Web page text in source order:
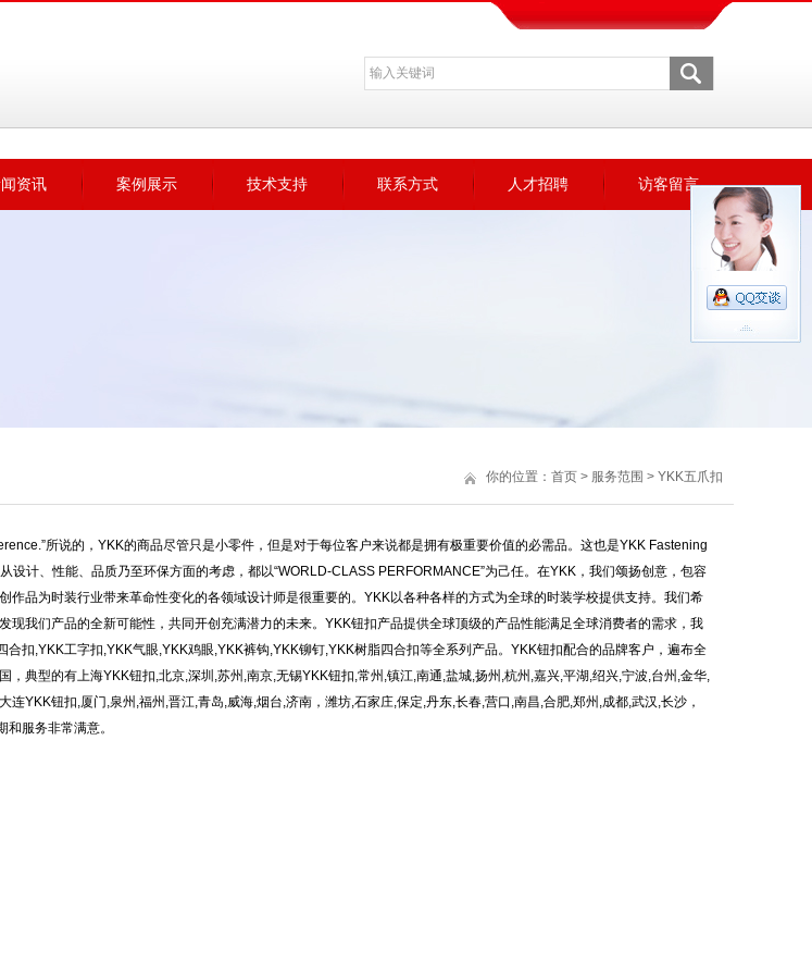
资讯 案例展示 技术支持 联系方式 人才招聘 访客留言
你的位置： 首页 > 服务范围 > YKK五爪扣
所说的，YKK的商品尽管只是小零件，但是对于每位客户来说都是拥有极重要价值的必需品。这也是YKK Fastening
设计、性能、品质乃至环保方面的考虑，都以“WORLD-CLASS PERFORMANCE”为己任。在YKK，我们颂扬创意，包容
作品为时装行业带来革命性变化的各领域设计师是很重要的。YKK以各种各样的方式为全球的时装学校提供支持。我们希
现我们产品的全新可能性，共同开创充满潜力的未来。YKK钮扣产品提供全球顶级的产品性能满足全球消费者的需求，我
扣,YKK工字扣,YKK气眼,YKK鸡眼,YKK裤钩,YKK铆钉,YKK树脂四合扣等全系列产品。YKK钮扣配合的品牌客户，遍布全
，典型的有上海YKK钮扣,北京,深圳,苏州,南京,无锡YKK钮扣,常州,镇江,南通,盐城,扬州,杭州,嘉兴,平湖,绍兴,宁波,台州,金华,
连YKK钮扣,厦门,泉州,福州,晋江,青岛,威海,烟台,济南，潍坊,石家庄,保定,丹东,长春,营口,南昌,合肥,郑州,成都,武汉,长沙，
服务非常满意。